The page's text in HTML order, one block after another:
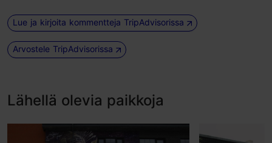
Lue ja kirjoita kommentteja TripAdvisorissa
Arvostele TripAdvisorissa
Lähellä olevia paikkoja